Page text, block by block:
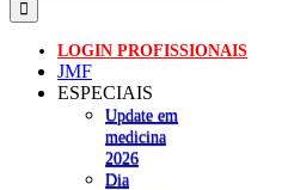
LOGIN PROFISSIONAIS
JMF
ESPECIAIS
Update em
medicina
2026
Dia